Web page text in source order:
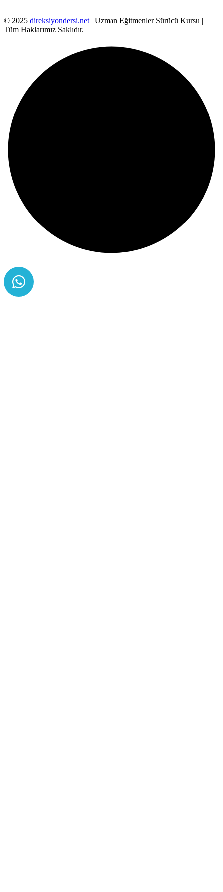
© 2025 direksiyondersi.net | Uzman Eğitmenler Sürücü Kursu |
Tüm Haklarımız Saklıdır.